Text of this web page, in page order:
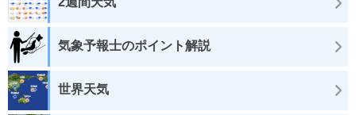
気象予報士のポイント解説
世界天気